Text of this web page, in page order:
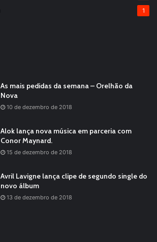
1
As mais pedidas da semana – Orelhão da
Nova
10 de dezembro de 2018
Alok lança nova música em parceria com
Conor Maynard.
15 de dezembro de 2018
Avril Lavigne lança clipe de segundo single do
novo álbum
13 de dezembro de 2018